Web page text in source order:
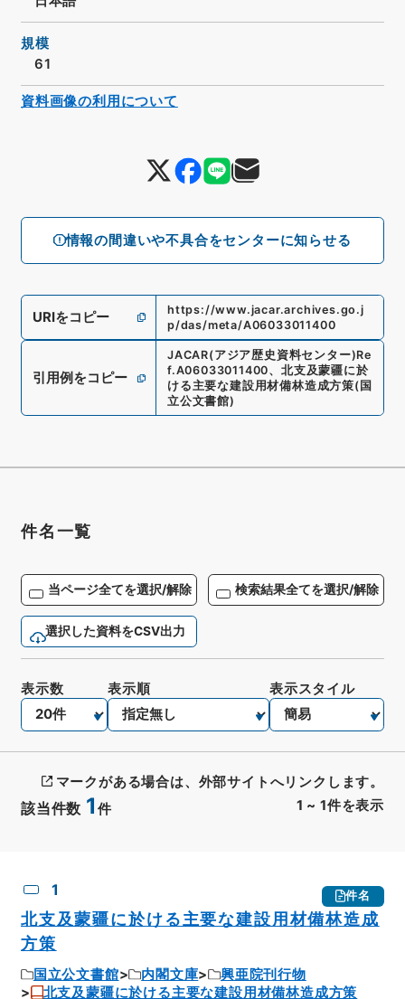
情報の間違いや不具合をセンターに知らせる
規模
61
URIをコピー
https://www.jacar.archives.go.j
p/das/meta/A06033011400
引用例をコピー
JACAR(アジア歴史資料センター)Re
f.A06033011400、 北支及蒙疆に於
ける主要な建設用材備林造成方策( 国
立公文書館)
資料画像の利用について
件名一覧
当ページ全てを選択/解除 検索結果全てを選択/解除
選択した資料をCSV出力
該当件数 1 件 1 ~ 1件を表示
表示数 表示順 表示スタイル
マークがある場合は、外部サイトへリンクします。
1 件名
北支及蒙疆に於ける主要な建設用材備林造成
方策
国立公文書館 内閣文庫
興亜院刊行物
北支及蒙疆に於ける主要な建設用材備林造成方策